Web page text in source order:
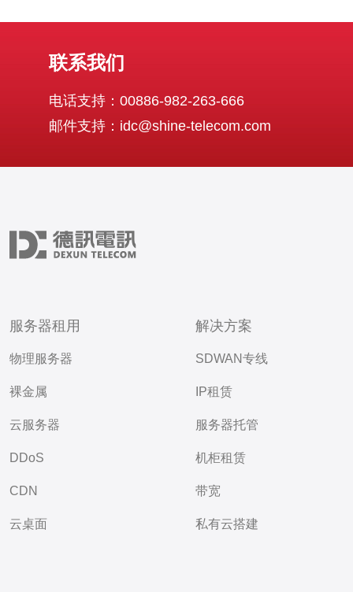
联系我们
电话支持：00886-982-263-666
邮件支持：idc@shine-telecom.com
服务器租用
物理服务器
裸金属
云服务器
DDoS
CDN
云桌面
解决方案
SDWAN专线
IP租赁
服务器托管
机柜租赁
带宽
私有云搭建